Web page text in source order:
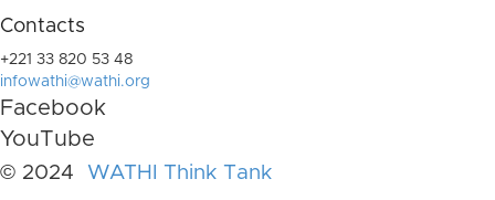
Contacts
+221 33 820 53 48
infowathi@wathi.org
Facebook
YouTube
© 2024 WATHI Think Tank